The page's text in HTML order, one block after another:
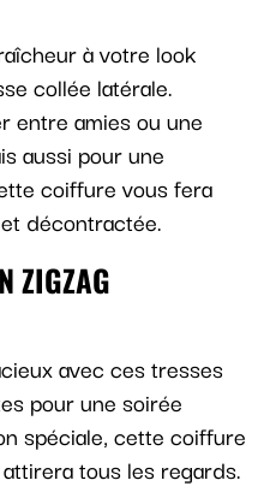
à votre look
collée latérale.
entre amies ou une
aussi pour une
coiffure vous fera
décontractée.
ZIGZAG
avec ces tresses
pour une soirée
spéciale, cette coiffure
tous les regards.